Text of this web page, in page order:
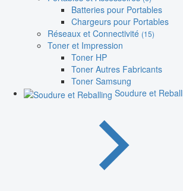
Batteries pour Portables
Chargeurs pour Portables
Réseaux et Connectivité (15)
Toner et Impression
Toner HP
Toner Autres Fabricants
Toner Samsung
Soudure et